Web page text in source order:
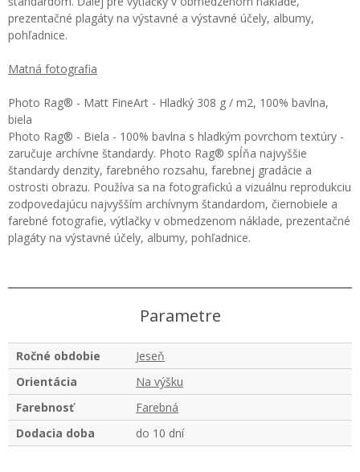
prezentačné plagáty na výstavné a výstavné účely, albumy,
pohľadnice.
Matná fotografia
Photo Rag® - Matt FineArt - Hladký 308 g / m2, 100% bavlna,
biela
Photo Rag® - Biela - 100% bavlna s hladkým povrchom textúry -
zaručuje archívne štandardy. Photo Rag® spĺňa najvyššie
štandardy denzity, farebného rozsahu, farebnej gradácie a
ostrosti obrazu. Používa sa na fotografickú a vizuálnu reprodukciu
zodpovedajúcu najvyšším archívnym štandardom, čiernobiele a
farebné fotografie, výtlačky v obmedzenom náklade, prezentačné
plagáty na výstavné účely, albumy, pohľadnice.
Parametre
Ročné obdobie
Jeseň
Orientácia
Na výšku
Farebnosť
Farebná
Dodacia doba
do 10 dní